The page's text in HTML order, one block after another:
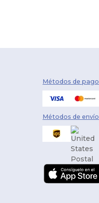
Métodos de pago
Métodos de envío